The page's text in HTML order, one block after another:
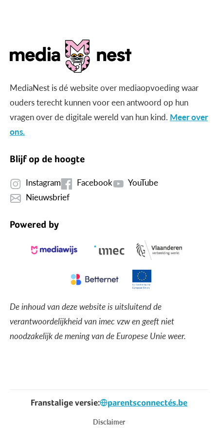
MediaNest is dé website over mediaopvoeding waar
ouders terecht kunnen voor een antwoord op hun
vragen over de digitale wereld van hun kind. Meer over
ons.
Blijf op de hoogte
Instagram Facebook
YouTube
Nieuwsbrief
Powered by
De inhoud van deze website is uitsluitend de
verantwoordelijkheid van imec vzw en geeft niet
noodzakelijk de mening van de Europese Unie weer.
Franstalige versie: parentsconnectés.be
Disclaimer